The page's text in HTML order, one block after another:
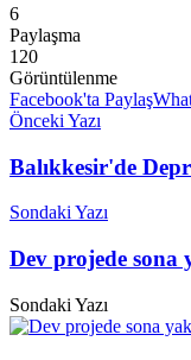
6
Paylaşma
120
Görüntülenme
Facebook'ta Paylaş
Önceki Yazı
Balıkkesir'de
Sondaki Yazı
Dev projede sona
Sondaki Yazı